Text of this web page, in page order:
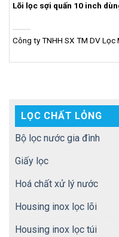
LỌC CHẤT LỎNG
Bộ lọc nước gia đình
Giấy lọc
Hoá chất xử lý nước
Housing inox lọc lõi
Housing inox lọc túi
Lõi lọc sợi quấn 10 inch
Công ty TNHH SX TM DV